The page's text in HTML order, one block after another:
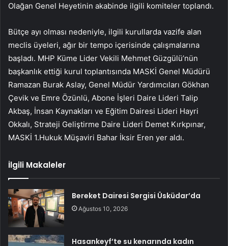
Olağan Genel Heyetinin akabinde ilgili komiteler toplandı.
Bütçe ayı olması nedeniyle, ilgili kurullarda vazife alan
meclis üyeleri, ağır bir tempo içerisinde çalışmalarına
başladı. MHP Küme Lider Vekili Mehmet Güzgülü’nün
başkanlık ettiği kurul toplantısında MASKİ Genel Müdürü
Ramazan Burak Aslay, Genel Müdür Yardımcıları Gökhan
Çevik ve Emre Özünlü, Abone İşleri Daire Lideri Talip
Akbaş, İnsan Kaynakları ve Eğitim Dairesi Lideri Hayri
Okkalı, Strateji Geliştirme Daire Lideri Demet Kırkpınar,
MASKİ 1.Hukuk Müşaviri Bahar İksir Eren yer aldı.
İlgili Makaleler
Bereket Dairesi Sergisi Üsküdar’da
Ağustos 10, 2026
Hasankeyf’te su kenarında kadın